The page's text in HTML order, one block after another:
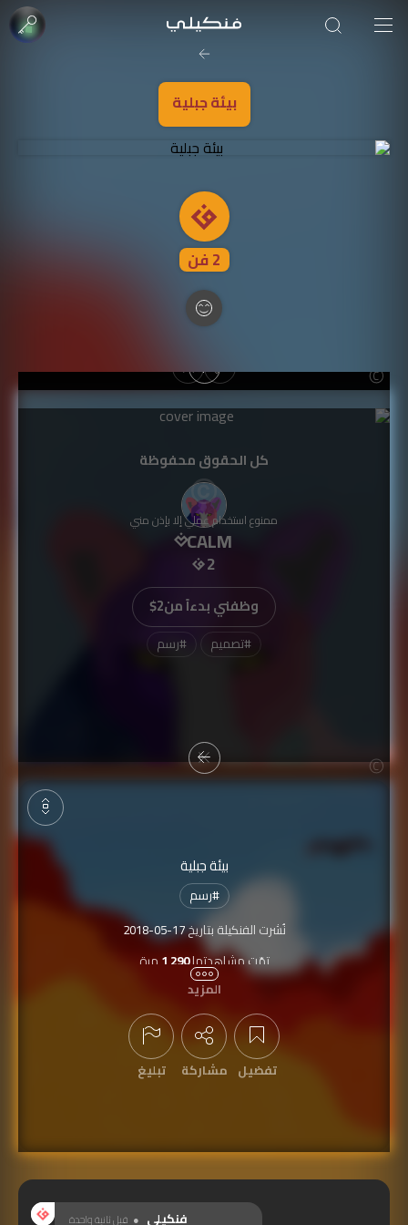
بيئة جبلية
2فن
CALM
2
وظفني بدءاً من$2
#تصميم #رسم
بيئة جبلية
#رسم
نُشرت الفنكيلة بتاريخ2018-05-17
تمّت مشاهدتها1,290 مرة
المزيد
تفضيل مشاركة تبليغ
كل الحقوق محفوظة
ممنوع استخدام عملي إلا بإذن مني
صورة الغلاف من فن
SOUFIANE Abid
فنكيلي قبل ثانية واحدة